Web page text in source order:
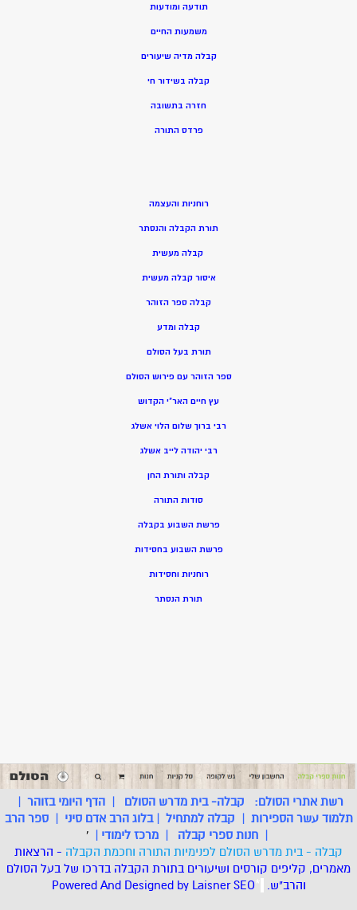
תודעה ומודעות
משמעות החיים
קבלה מדיה שיעורים
קבלה בשידור חי
חזרה בתשובה
פרדס התורה
רוחניות והעצמה
תורת הקבלה והנסתר
קבלה מעשית
איסור קבלה מעשית
קבלה ספר הזוהר
קבלה ומדע
תורת בעל הסולם
ספר הזוהר עם פירוש הסולם
עץ חיים האר”י הקדוש
רבי ברוך שלום הלוי אשלג
רבי יהודה לייב אשלג
קבלה ותורת החן
סודות התורה
פרשת השבוע בקבלה
פרשת השבוע בחסידות
רוחניות וחסידות
תורת הנסתר
רשת אתרי הסולם: קבלה- בית מדרש הסולם |הדף היומי בזוהר
תלמוד עשר הספירות
קבלה למתחיל |בלוג הרב אדם סיני |ספר הרב
חנות ספרי קבלה מרכז לימודי
'
קבלה - בית מדרש הסולם לפנימיות התורה וחכמת הקבלה - הרצאות
מאמרים, קליפים קורסים ושיעורים בתורת הקבלה בדרכו של בעל הסולם
והרב"ש. *
Powered And Designed by LaisnerSEO